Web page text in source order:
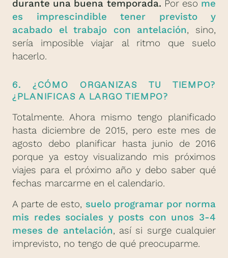
durante una buena temporada. Por eso me
es imprescindible tener previsto y
acabado el trabajo con antelación, sino,
sería imposible viajar al ritmo que suelo
hacerlo.
6. ¿CÓMO ORGANIZAS TU TIEMPO?
¿PLANIFICAS A LARGO TIEMPO?
Totalmente. Ahora mismo tengo planificado
hasta diciembre de 2015, pero este mes de
agosto debo planificar hasta junio de 2016
porque ya estoy visualizando mis próximos
viajes para el próximo año y debo saber qué
fechas marcarme en el calendario.
A parte de esto, suelo programar por norma
mis redes sociales y posts con unos 3-4
meses de antelación, así si surge cualquier
imprevisto, no tengo de qué preocuparme.